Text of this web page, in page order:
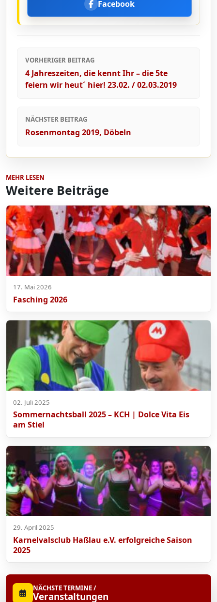
Facebook
VORHERIGER BEITRAG
4 Jahreszeiten, die kennt Ihr – die 5te
feiern wir heut´ hier! 23.02. / 02.03.2019
NÄCHSTER BEITRAG
Rosenmontag 2019, Döbeln
MEHR LESEN
Weitere Beiträge
17. Mai 2026
Fasching 2026
02. Juli 2025
Sommernachtsball 2025 – KCH | Dolce Vita Eis
am Stiel
29. April 2025
Karnelvalsclub Haßlau e.V. erfolgreiche Saison
2025
NÄCHSTE TERMINE /
Veranstaltungen